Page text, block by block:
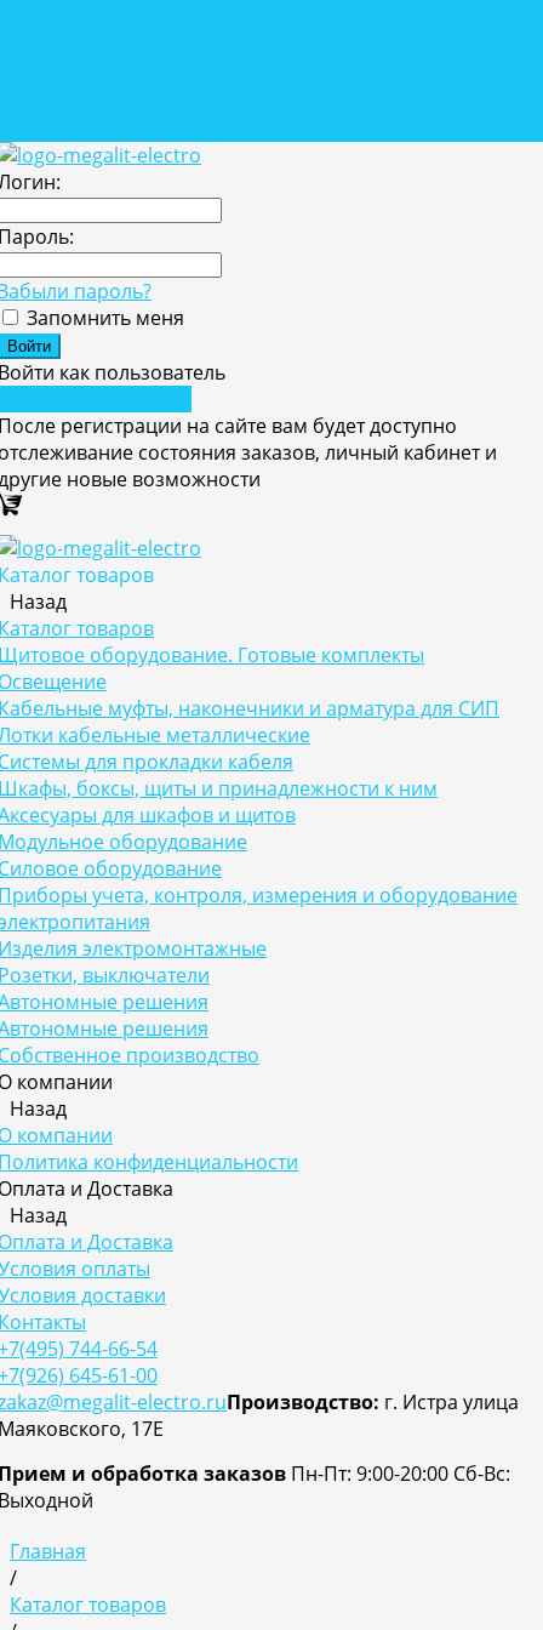
пароль?
Запомнить меня
как пользователь
регистрации на сайте вам будет доступно
состояния заказов, личный кабинет и
новые возможности
товаров
Назад
товаров
оборудование. Готовые комплекты
муфты, наконечники и арматура для СИП
кабельные металлические
для прокладки кабеля
боксы, щиты и принадлежности к ним
для шкафов и щитов
оборудование
оборудование
учета, контроля, измерения и оборудование
электромонтажные
выключатели
решения
решения
производство
компании
Назад
компании
конфиденциальности
и Доставка
Назад
и Доставка
оплаты
доставки
744-66-54
645-61-00
electro.ruПроизводство: г. Истра улица
17Е
и обработка заказов Пн-Пт: 9:00-20:00 Cб-Вс:
Главная
/
Каталог товаров